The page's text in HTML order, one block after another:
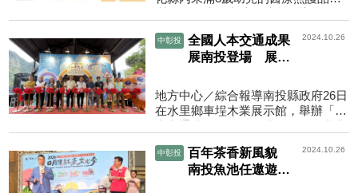
幼兒專責醫師制度計畫，...
中彰投
全國人本交通成果
展南投登場 展現
2024.10.26
地方中心／綜合報導南投縣政府26日
在水里鄉車埕木業展示館，舉辦「人
自10/26(六)至11/17(...
中彰投
百年茶香新風貌
南投魚池任遨遊
2024.10.26